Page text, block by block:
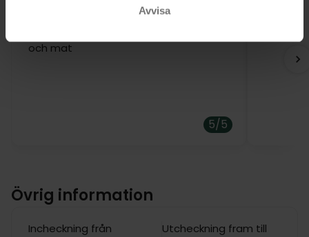
Avvisa
och mat
5/5
Övrig information
Incheckning från Utcheckning fram till